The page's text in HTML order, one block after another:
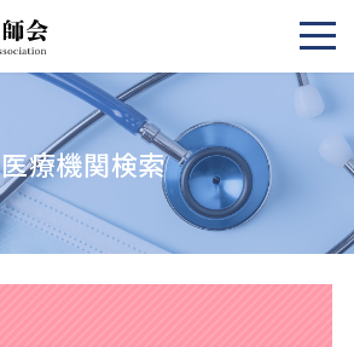
医療機関検索